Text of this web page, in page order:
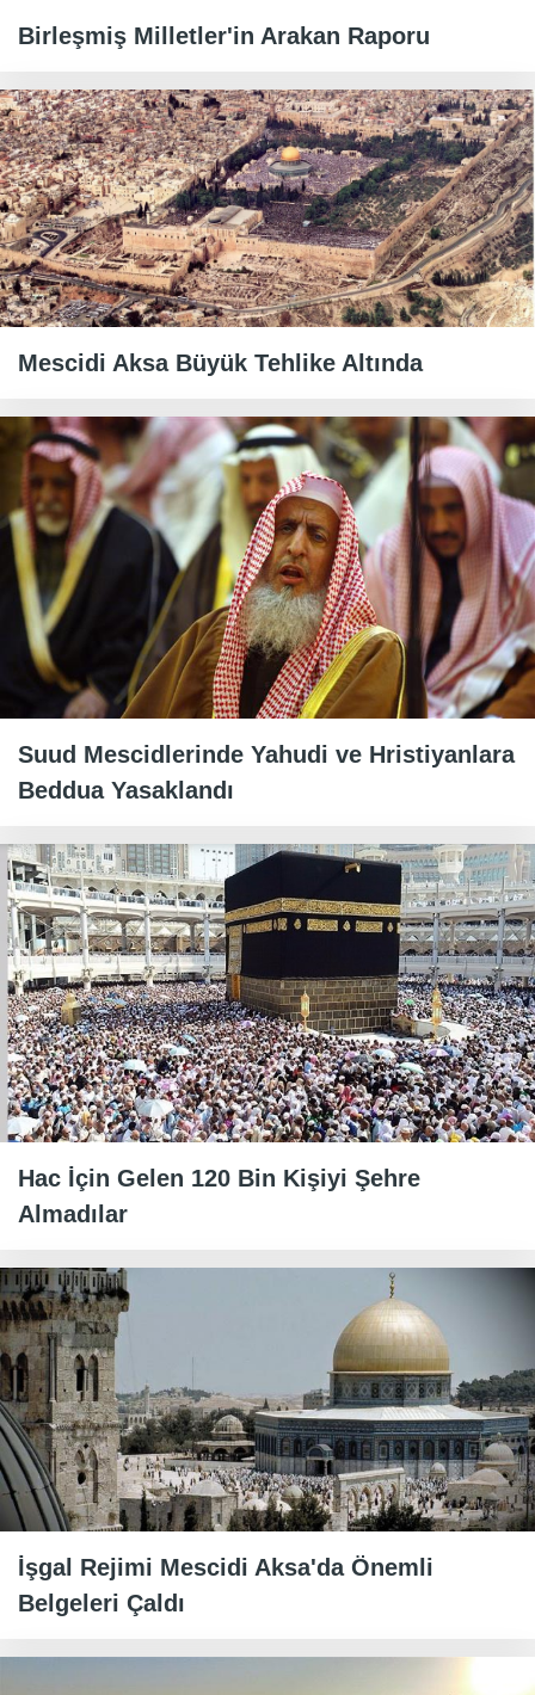
Birleşmiş Milletler'in Arakan Raporu
Mescidi Aksa Büyük Tehlike Altında
Suud Mescidlerinde Yahudi ve Hristiyanlara
Beddua Yasaklandı
Hac İçin Gelen 120 Bin Kişiyi Şehre
Almadılar
İşgal Rejimi Mescidi Aksa'da Önemli
Belgeleri Çaldı